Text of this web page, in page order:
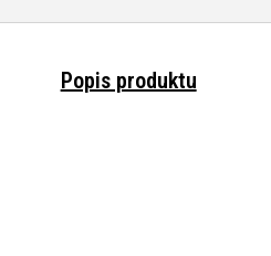
Popis produktu